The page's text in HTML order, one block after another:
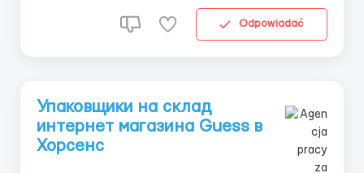
Odpowiadać
Упаковщики на склад
интернет магазина Guess в
Хорсенс